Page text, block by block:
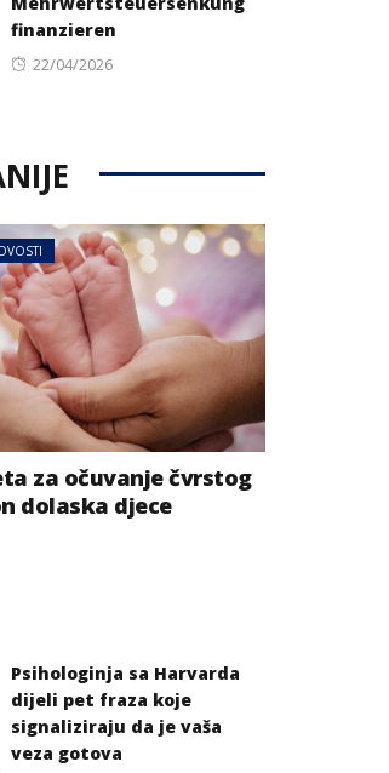
finanzieren
Posted
22/04/2026
za očuvanje čvrstog
dolaska djece
Psihologinja sa Harvarda
dijeli pet fraza koje
signaliziraju da je vaša
veza gotova